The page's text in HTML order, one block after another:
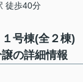
徒歩40分
１号棟(全２棟
の詳細情報